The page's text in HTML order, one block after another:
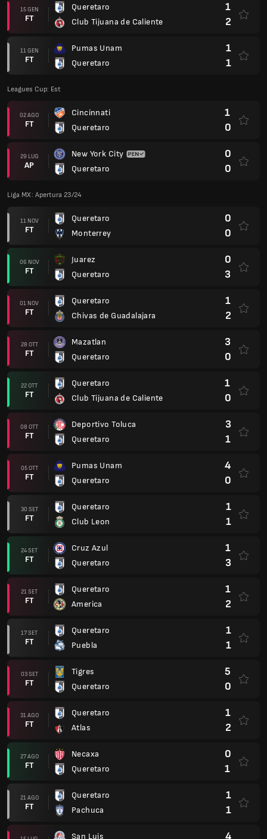
15 GEN
FT
Queretaro
Club Tijuana de Caliente
1
2
11 GEN
FT
Pumas Unam
Queretaro
1
1
Leagues Cup: Est
02 AGO
FT
Cincinnati
Queretaro
1
0
29 LUG
AP
New York City
Queretaro
0
0
Liga MX: Apertura 23/24
11 NOV
FT
Queretaro
Monterrey
0
0
06 NOV
FT
Juarez
Queretaro
0
3
01 NOV
FT
Queretaro
Chivas de Guadalajara
1
2
28 OTT
FT
Mazatlan
Queretaro
3
0
22 OTT
FT
Queretaro
Club Tijuana de Caliente
1
0
08 OTT
FT
Deportivo Toluca
Queretaro
3
1
05 OTT
FT
Pumas Unam
Queretaro
4
0
30 SET
FT
Queretaro
Club Leon
1
1
24 SET
FT
Cruz Azul
Queretaro
1
3
21 SET
FT
Queretaro
America
1
2
17 SET
FT
Queretaro
Puebla
1
1
03 SET
FT
Tigres
Queretaro
5
0
31 AGO
FT
Queretaro
Atlas
1
2
27 AGO
FT
Necaxa
Queretaro
0
1
21 AGO
FT
Queretaro
Pachuca
1
1
San Luis 4